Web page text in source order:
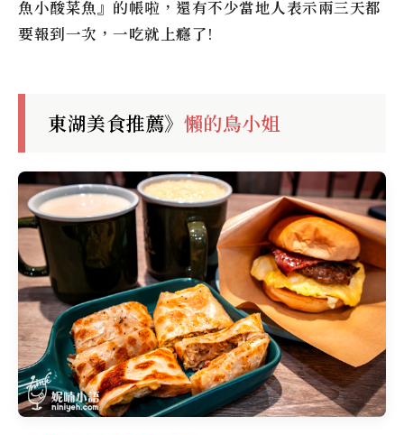
魚小酸菜魚』的帳啦，還有不少當地人表示兩三天都
要報到一次，一吃就上癮了!
東湖美食推薦》 懶的鳥小姐